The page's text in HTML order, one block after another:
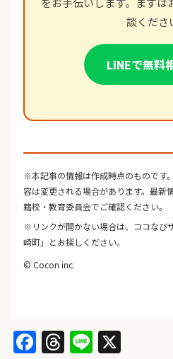
談くださ
LINEで無料
※本記事の情報は作成時点のものです
容は変更される場合があります。最新
籍校・教育委員会でご確認ください。
※リンクが開かない場合は、ココなび
崎町」とお探しください。
© Cocon inc.
Facebook
Threads
Line